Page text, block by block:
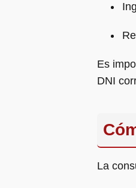
Es
DNI
La